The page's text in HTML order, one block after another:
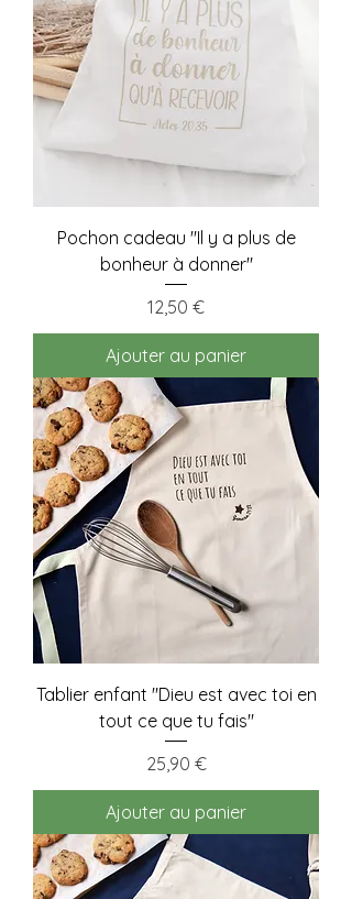
Pochon cadeau "Il y a plus de
bonheur à donner"
Prix
12,50 €
Ajouter au panier
Tablier enfant "Dieu est avec toi en
tout ce que tu fais"
Prix
25,90 €
Ajouter au panier